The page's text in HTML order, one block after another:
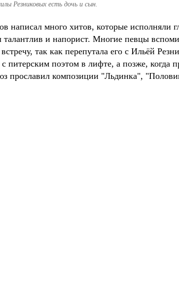
Резниковых есть дочь и сын.
написал много хитов, которые исполняли
и напорист. Многие певцы
встречу, так как перепутала его с Ильёй
с питерским поэтом в лифте, а позже, когда
прославил композиции "Льдинка",